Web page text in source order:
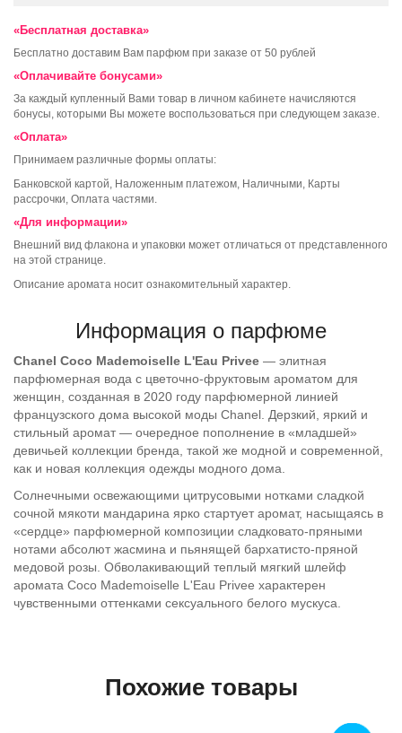
«Бесплатная доставка»
Бесплатно доставим Вам парфюм при заказе от 50 рублей
«Оплачивайте бонусами»
За каждый купленный Вами товар в личном кабинете начисляются
бонусы, которыми Вы можете воспользоваться при следующем заказе.
«Оплата»
Принимаем различные формы оплаты:
Банковской картой, Наложенным платежом, Наличными, Карты
рассрочки, Оплата частями.
«Для информации»
Внешний вид флакона и упаковки может отличаться от представленного
на этой странице.
Описание аромата носит ознакомительный характер.
Информация о парфюме
Chanel Coco Mademoiselle L'Eau Privee — элитная
парфюмерная вода с цветочно-фруктовым ароматом для
женщин, созданная в 2020 году парфюмерной линией
французского дома высокой моды Chanel. Дерзкий, яркий и
стильный аромат — очередное пополнение в «младшей»
девичьей коллекции бренда, такой же модной и современной,
как и новая коллекция одежды модного дома.
Солнечными освежающими цитрусовыми нотками сладкой
сочной мякоти мандарина ярко стартует аромат, насыщаясь в
«сердце» парфюмерной композиции сладковато-пряными
нотами абсолют жасмина и пьянящей бархатисто-пряной
медовой розы. Обволакивающий теплый мягкий шлейф
аромата Coco Mademoiselle L'Eau Privee характерен
чувственными оттенками сексуального белого мускуса.
Похожие товары